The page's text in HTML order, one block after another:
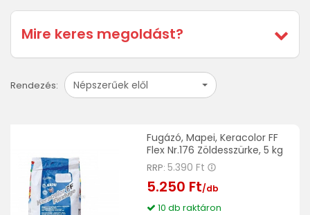
Mire keres megoldást?
Rendezés: Népszerűek elől
Fugázó, Mapei, Keracolor FF
Flex Nr.176 Zöldesszürke, 5 kg
RRP: 5.390 Ft
5.250 Ft/db
10 db raktáron